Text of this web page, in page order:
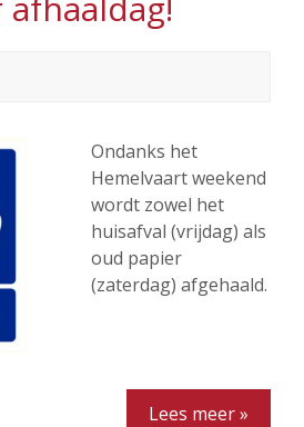
Ondanks het
Hemelvaart weekend
wordt zowel het
huisafval (vrijdag) als
oud papier
(zaterdag) afgehaald.
Lees meer »